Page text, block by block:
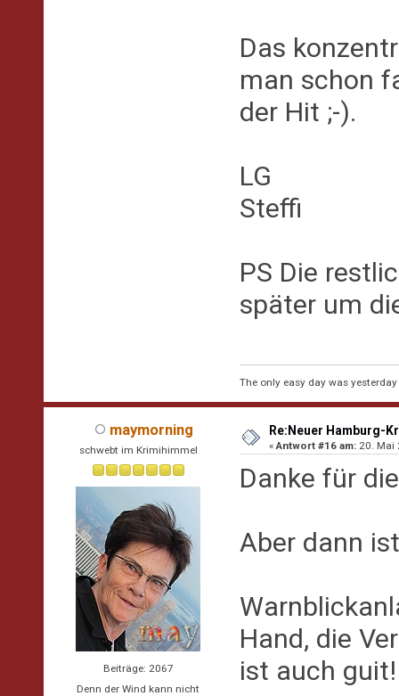
Das
man schon
der Hit ;-).
LG
Steffi
PS Die
später um
The only easy day was yesterday
maymorning
schwebt im Krimihimmel
Beiträge: 2067
Denn der Wind kann nicht
Re:Neuer Hamburg-
«Antwort #16 am: 20. Mai
Danke für
Aber dann
Hand, die
ist auch